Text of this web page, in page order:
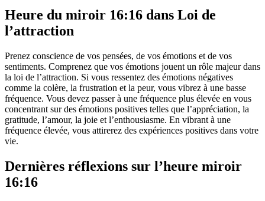
Heure du miroir 16:16 dans Loi de
l’attraction
Prenez conscience de vos pensées, de vos émotions et de vos
sentiments. Comprenez que vos émotions jouent un rôle majeur dans
la loi de l’attraction. Si vous ressentez des émotions négatives
comme la colère, la frustration et la peur, vous vibrez à une basse
fréquence. Vous devez passer à une fréquence plus élevée en vous
concentrant sur des émotions positives telles que l’appréciation, la
gratitude, l’amour, la joie et l’enthousiasme. En vibrant à une
fréquence élevée, vous attirerez des expériences positives dans votre
vie.
Dernières réflexions sur l’heure miroir
16:16